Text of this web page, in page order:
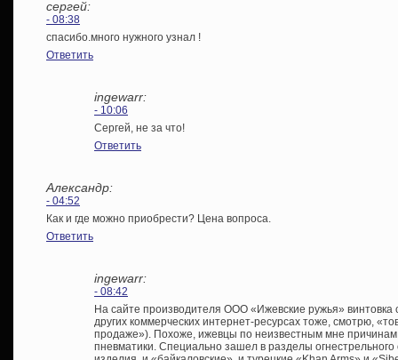
сергей:
- 08:38
спасибо.много нужного узнал !
Ответить
ingewarr:
- 10:06
Сергей, не за что!
Ответить
Александр:
- 04:52
Как и где можно приобрести? Цена вопроса.
Ответить
ingewarr:
- 08:42
На сайте производителя ООО «Ижевские ружья» винтовка
других коммерческих интернет-ресурсах тоже, смотрю,
продаже»). Похоже, ижевцы по неизвестным мне
пневматики. Специально зашел в разделы